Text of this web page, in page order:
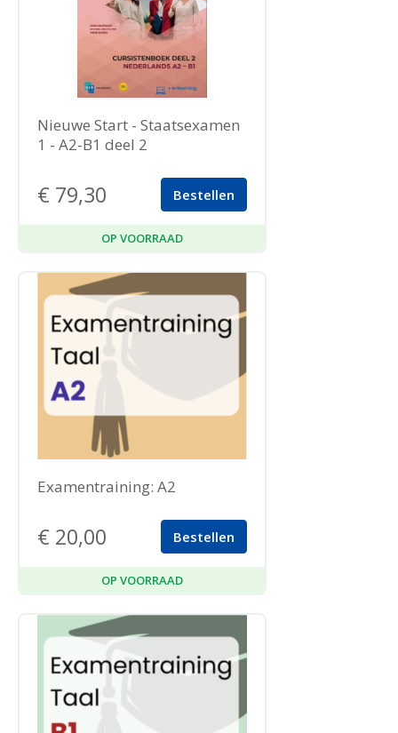
Nieuwe Start - Staatsexamen
1 - A2-B1 deel 2
€ 79,30 Bestellen
OP VOORRAAD
Examentraining: A2
€ 20,00 Bestellen
OP VOORRAAD